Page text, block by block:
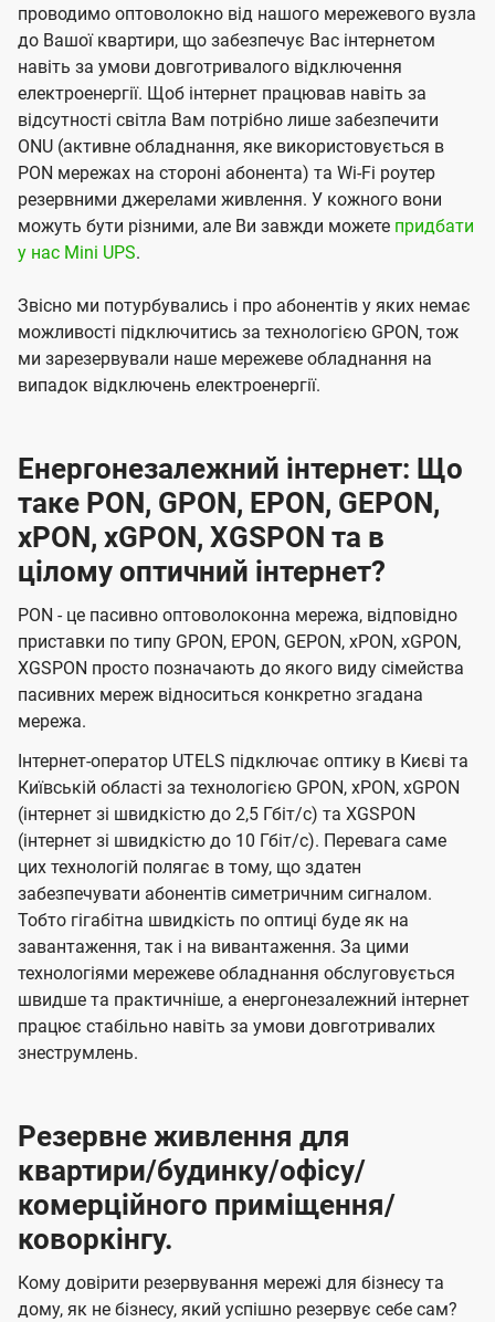
проводимо оптоволокно від нашого мережевого вузла
до Вашої квартири, що забезпечує Вас інтернетом
навіть за умови довготривалого відключення
електроенергії. Щоб інтернет працював навіть за
відсутності світла Вам потрібно лише забезпечити
ONU (активне обладнання, яке використовується в
PON мережах на стороні абонента) та Wi-Fi роутер
резервними джерелами живлення. У кожного вони
можуть бути різними, але Ви завжди можете придбати
у нас Mini UPS.
Звісно ми потурбувались і про абонентів у яких немає
можливості підключитись за технологією GPON, тож
ми зарезервували наше мережеве обладнання на
випадок відключень електроенергії.
Енергонезалежний інтернет: Що
таке PON, GPON, EPON, GEPON,
xPON, xGPON, XGSPON та в
цілому оптичний інтернет?
PON - це пасивно оптоволоконна мережа, відповідно
приставки по типу GPON, EPON, GEPON, xPON, xGPON,
XGSPON просто позначають до якого виду сімейства
пасивних мереж відноситься конкретно згадана
мережа.
Інтернет-оператор UTELS підключає оптику в Києві та
Київській області за технологією GPON, xPON, xGPON
(інтернет зі швидкістю до 2,5 Гбіт/с) та XGSPON
(інтернет зі швидкістю до 10 Гбіт/с). Перевага саме
цих технологій полягає в тому, що здатен
забезпечувати абонентів симетричним сигналом.
Тобто гігабітна швидкість по оптиці буде як на
завантаження, так і на вивантаження. За цими
технологіями мережеве обладнання обслуговується
швидше та практичніше, а енергонезалежний інтернет
працює стабільно навіть за умови довготривалих
знеструмлень.
Резервне живлення для
квартири/будинку/офісу/
комерційного приміщення/
коворкінгу.
Кому довірити резервування мережі для бізнесу та
дому, як не бізнесу, який успішно резервує себе сам?